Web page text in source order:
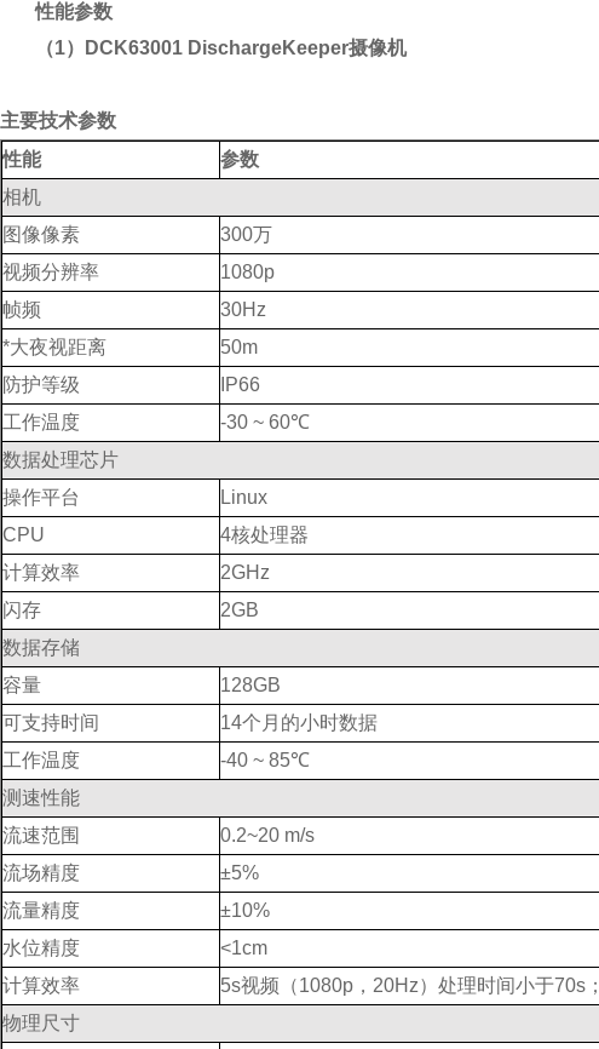
性能参数
（1）DCK63001 DischargeKeeper摄像机
主要技术参数
性能
参数
相机
图像像素
300万
视频分辨率
1080p
帧频
30Hz
*大夜视距离
50m
防护等级
IP66
工作温度
-30 ~ 60℃
数据处理芯片
操作平台
Linux
CPU
4核处理器
计算效率
2GHz
闪存
2GB
数据存储
容量
128GB
可支持时间
14个月的小时数据
工作温度
-40 ~ 85℃
测速性能
流速范围
0.2~20 m/s
流场精度
±5%
流量精度
±10%
水位精度
<1cm
计算效率
5s视频（1080p，20Hz）处理时间小于70s
物理尺寸